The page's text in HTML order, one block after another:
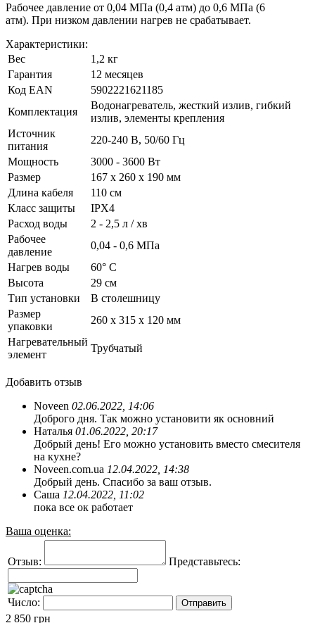
Рабочее давление от 0,04 МПа (0,4 атм) до 0,6 МПа (6
атм). При низком давлении нагрев не срабатывает.
Характеристики:
Вес
1,2 кг
Гарантия
12 месяцев
Код ЕАN
5902221621185
Комплектация
Водонагреватель, жесткий излив, гибкий
излив, элементы крепления
Источник
питания
220-240 В, 50/60 Гц
Мощность
3000 - 3600 Вт
Размер
167 х 260 х 190 мм
Длина кабеля
110 см
Класс защиты
IPX4
Расход воды
2 - 2,5 л / хв
Рабочее
давление
0,04 - 0,6 МПа
Нагрев воды
60° С
Высота
29 см
Тип установки
В столешницу
Размер
упаковки
260 х 315 х 120 мм
Нагревательный
элемент
Трубчатый
Добавить отзыв
Noveen 02.06.2022, 14:06
Доброго дня. Так можно установити як основний
Наталья 01.06.2022, 20:17
Добрый день! Его можно установить вместо смесителя
на кухне?
Noveen.com.ua 12.04.2022, 14:38
Добрый день. Спасибо за ваш отзыв.
Саша 12.04.2022, 11:02
пока все ок работает
Ваша оценка:
Отзыв: Представьтесь:
Число:
2 850 грн